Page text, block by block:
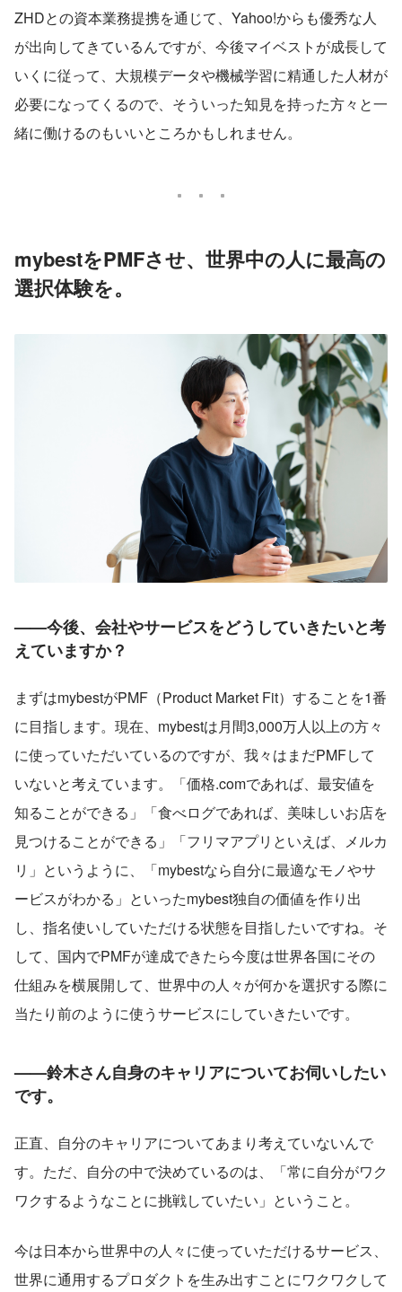
ZHDとの資本業務提携を通じて、Yahoo!からも優秀な人
が出向してきているんですが、今後マイベストが成長して
いくに従って、大規模データや機械学習に精通した人材が
必要になってくるので、そういった知見を持った方々と一
緒に働けるのもいいところかもしれません。
mybestをPMFさせ、世界中の人に最高の
選択体験を。
——今後、会社やサービスをどうしていきたいと考
えていますか？
まずはmybestがPMF（Product Market Fit）することを1番
に目指します。現在、mybestは月間3,000万人以上の方々
に使っていただいているのですが、我々はまだPMFして
いないと考えています。「価格.comであれば、最安値を
知ることができる」「食べログであれば、美味しいお店を
見つけることができる」「フリマアプリといえば、メルカ
リ」というように、「mybestなら自分に最適なモノやサ
ービスがわかる」といったmybest独自の価値を作り出
し、指名使いしていただける状態を目指したいですね。そ
して、国内でPMFが達成できたら今度は世界各国にその
仕組みを横展開して、世界中の人々が何かを選択する際に
当たり前のように使うサービスにしていきたいです。
——鈴木さん自身のキャリアについてお伺いしたい
です。
正直、自分のキャリアについてあまり考えていないんで
す。ただ、自分の中で決めているのは、「常に自分がワク
ワクするようなことに挑戦していたい」ということ。
今は日本から世界中の人々に使っていただけるサービス、
世界に通用するプロダクトを生み出すことにワクワクして